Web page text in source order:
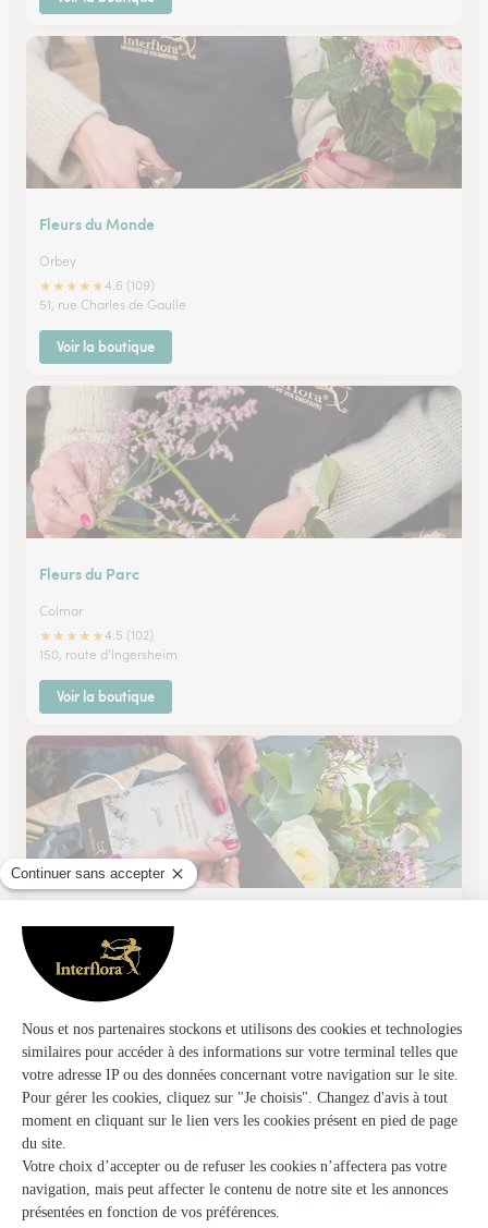
Fleurs du Monde
Orbey
★★★★★4.6 (109)
51, rue Charles de Gaulle
Voir la boutique
Fleurs du Parc
Colmar
★★★★★4.5 (102)
150, route d'Ingersheim
Voir la boutique
Mille Fleurs
Turckheim
★★
1 rue des benedictins
Voir la boutique